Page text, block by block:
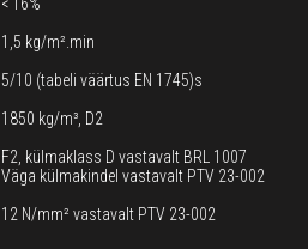
1,5 kg/m².min
5/10 (tabeli väärtus EN 1745)s
1850 kg/m³, D2
F2, külmaklass D vastavalt BRL 1007
Väga külmakindel vastavalt PTV 23-002
12 N/mm² vastavalt PTV 23-002